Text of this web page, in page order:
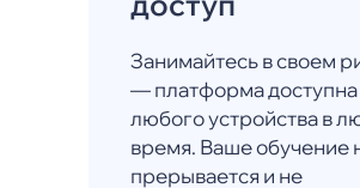
Занимайтесь в своем
— платформа доступна
любого устройства в
время. Ваше обучение
прерывается и не